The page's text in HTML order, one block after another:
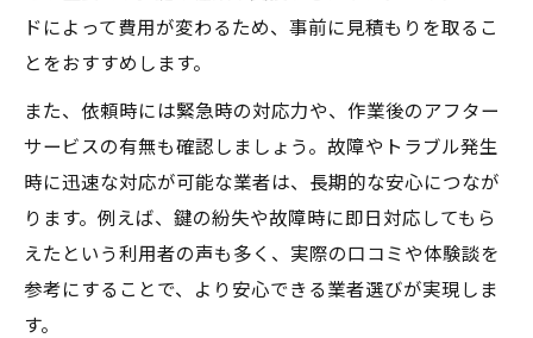
ぶ
納得できる鍵交換サービスの選び方と費用
比較
ドによって費用が変わるため、事前に見積もりを取るこ
とをおすすめします。
また、依頼時には緊急時の対応力や、作業後のアフター
サービスの有無も確認しましょう。故障やトラブル発生
時に迅速な対応が可能な業者は、長期的な安心につなが
ります。例えば、鍵の紛失や故障時に即日対応してもら
えたという利用者の声も多く、実際の口コミや体験談を
参考にすることで、より安心できる業者選びが実現しま
す。